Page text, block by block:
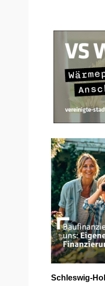
Schleswig-